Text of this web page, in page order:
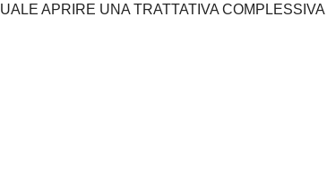
APRIRE UNA TRATTATIVA COMPLESSIVA